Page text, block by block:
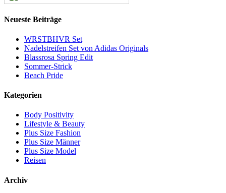
Neueste Beiträge
WRSTBHVR Set
Nadelstreifen Set von Adidas Originals
Blassrosa Spring Edit
Sommer-Strick
Beach Pride
Kategorien
Body Positivity
Lifestyle & Beauty
Plus Size Fashion
Plus Size Männer
Plus Size Model
Reisen
Archiv